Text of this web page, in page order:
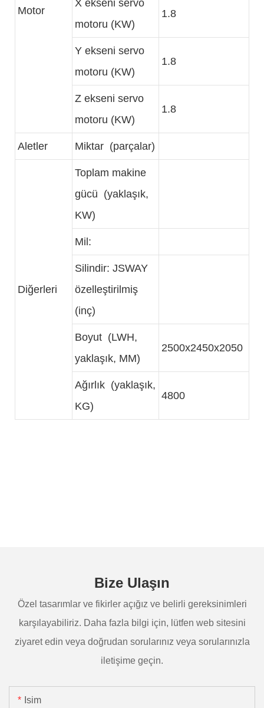
Motor
X ekseni servo
motoru (KW)
1.8
Y ekseni servo
motoru (KW)
1.8
Z ekseni servo
motoru (KW)
1.8
Aletler Miktar (parçalar)
Diğerleri
Toplam makine
gücü (yaklaşık,
KW)
Mil:
Silindir: JSWAY
özelleştirilmiş
(inç)
Boyut (LWH,
yaklaşık, MM)
2500x2450x2050
Ağırlık (yaklaşık,
KG)
4800
Bize Ulaşın
Özel tasarımlar ve fikirler açığız ve belirli gereksinimleri
karşılayabiliriz. Daha fazla bilgi için, lütfen web sitesini
ziyaret edin veya doğrudan sorularınız veya sorularınızla
iletişime geçin.
Isim